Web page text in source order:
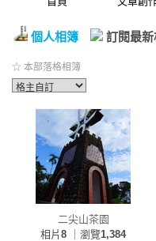
個人相簿 訂閱最新
☆ 本部落格相簿
二尖山茶園
相片 8 ｜瀏覽1,384